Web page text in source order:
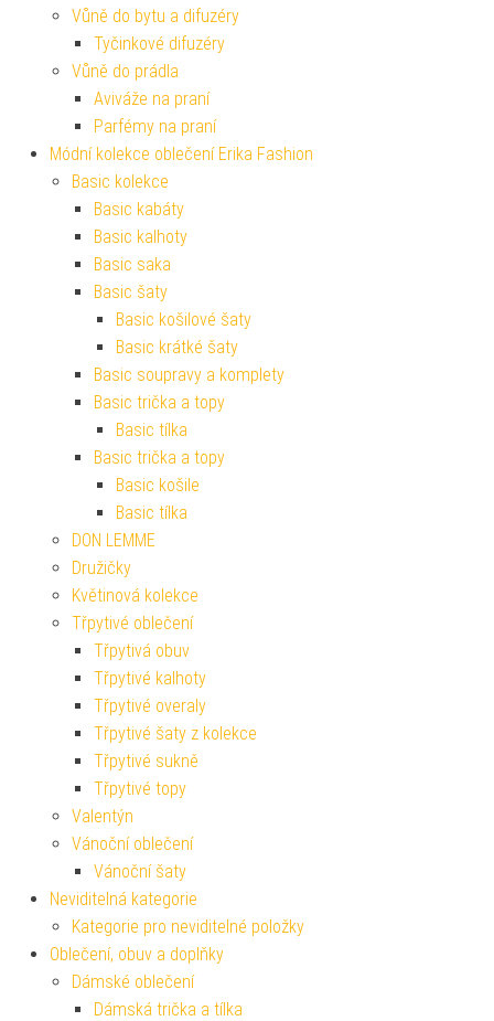
Vůně do bytu a difuzéry
Tyčinkové difuzéry
Vůně do prádla
Aviváže na praní
Parfémy na praní
Módní kolekce oblečení Erika Fashion
Basic kolekce
Basic kabáty
Basic kalhoty
Basic saka
Basic šaty
Basic košilové šaty
Basic krátké šaty
Basic soupravy a komplety
Basic trička a topy
Basic tílka
Basic trička a topy
Basic košile
Basic tílka
DON LEMME
Družičky
Květinová kolekce
Třpytivé oblečení
Třpytivá obuv
Třpytivé kalhoty
Třpytivé overaly
Třpytivé šaty z kolekce
Třpytivé sukně
Třpytivé topy
Valentýn
Vánoční oblečení
Vánoční šaty
Neviditelná kategorie
Kategorie pro neviditelné položky
Oblečení, obuv a doplňky
Dámské oblečení
Dámská trička a tílka